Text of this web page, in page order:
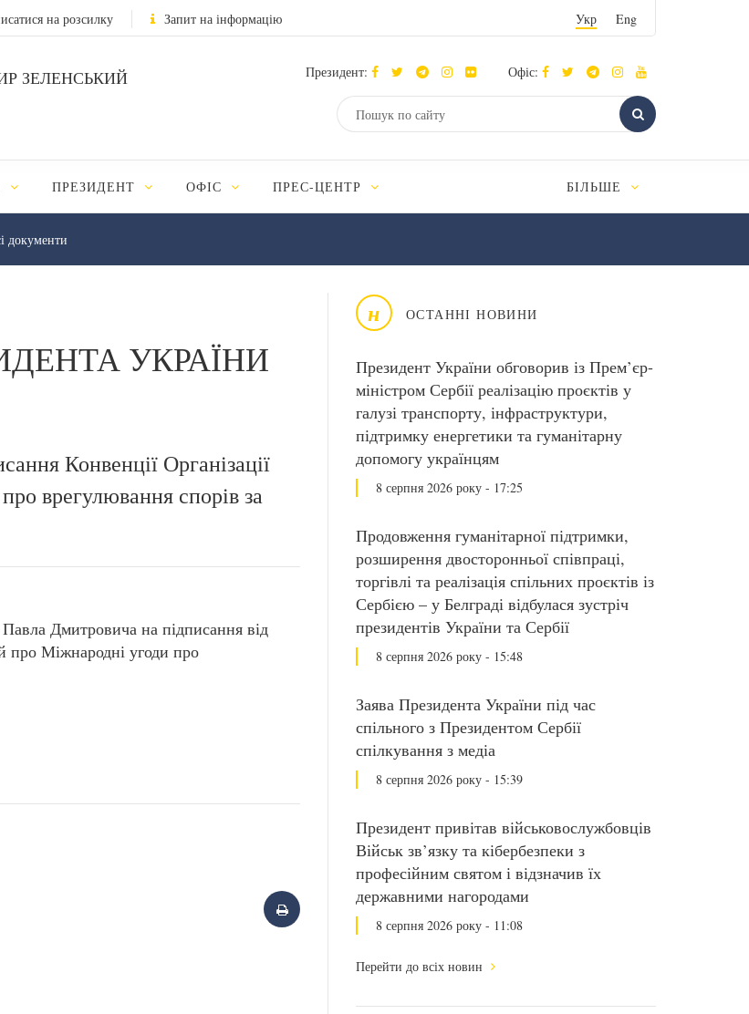
на розсилку Запит на інформацію Укр Eng
ЗЕЛЕНСЬКИЙ Президент: Офіс:
ПРЕЗИДЕНТ ОФІС ПРЕС-ЦЕНТР БІЛЬШЕ
документи
н ОСТАННІ НОВИНИ
Президент України обговорив із Прем’єр-
міністром Сербії реалізацію проєктів у
галузі транспорту, інфраструктури,
підтримку енергетики та гуманітарну
допомогу українцям
8 серпня 2026 року - 17:25
Продовження гуманітарної підтримки,
розширення двосторонньої співпраці,
торгівлі та реалізація спільних проєктів із
Сербією – у Белграді відбулася зустріч
президентів України та Сербії
8 серпня 2026 року - 15:48
Заява Президента України під час
спільного з Президентом Сербії
спілкування з медіа
8 серпня 2026 року - 15:39
Президент привітав військовослужбовців
Військ зв’язку та кібербезпеки з
професійним святом і відзначив їх
державними нагородами
8 серпня 2026 року - 11:08
Перейти до всіх новин
УКРАЇНИ
Конвенції Організації
врегулювання спорів за
Дмитровича на підписання від
про Міжнародні угоди про